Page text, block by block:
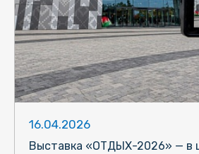
16.04.2026
Выставка «ОТДЫХ-2026» — в